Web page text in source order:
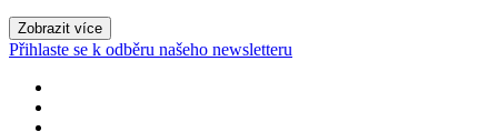
Zobrazit více
Přihlaste se k odběru našeho newsletteru